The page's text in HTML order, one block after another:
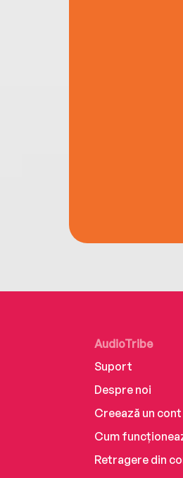
AudioTribe
Suport
Despre noi
Creează un cont
Cum
Retragere din